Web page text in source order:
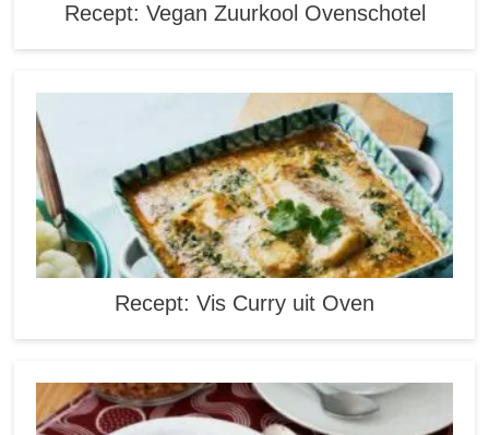
Recept: Vegan Zuurkool Ovenschotel
Recept: Vis Curry uit Oven